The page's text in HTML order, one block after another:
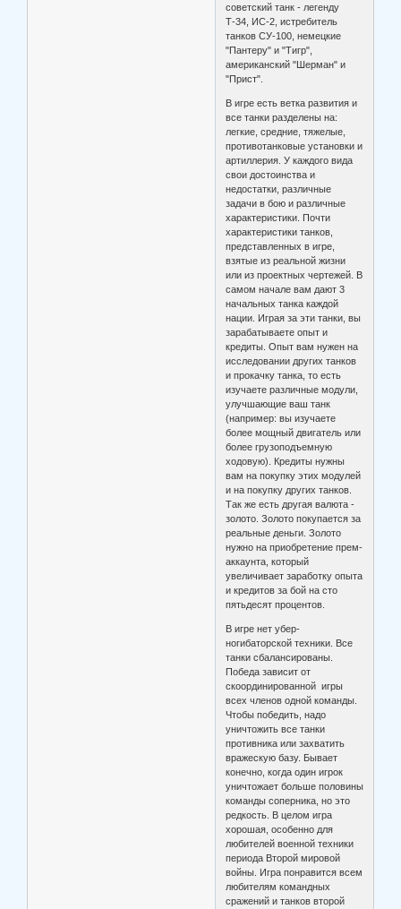
советский танк - легенду
Т-34, ИС-2, истребитель
танков СУ-100, немецкие
"Пантеру" и "Тигр",
американский "Шерман" и
"Прист".
В игре есть ветка развития и
все танки разделены на:
легкие, средние, тяжелые,
противотанковые установки и
артиллерия. У каждого вида
свои достоинства и
недостатки, различные
задачи в бою и различные
характеристики. Почти
характеристики танков,
представленных в игре,
взятые из реальной жизни
или из проектных чертежей. В
самом начале вам дают 3
начальных танка каждой
нации. Играя за эти танки, вы
зарабатываете опыт и
кредиты. Опыт вам нужен на
исследовании других танков
и прокачку танка, то есть
изучаете различные модули,
улучшающие ваш танк
(например: вы изучаете
более мощный двигатель или
более грузоподъемную
ходовую). Кредиты нужны
вам на покупку этих модулей
и на покупку других танков.
Так же есть другая валюта -
золото. Золото покупается за
реальные деньги. Золото
нужно на приобретение прем-
аккаунта, который
увеличивает заработку опыта
и кредитов за бой на сто
пятьдесят процентов.
В игре нет убер-
ногибаторской техники. Все
танки сбалансированы.
Победа зависит от
скоординированной игры
всех членов одной команды.
Чтобы победить, надо
уничтожить все танки
противника или захватить
вражескую базу. Бывает
конечно, когда один игрок
уничтожает больше половины
команды соперника, но это
редкость. В целом игра
хорошая, особенно для
любителей военной техники
периода Второй мировой
войны. Игра понравится всем
любителям командных
сражений и танков второй